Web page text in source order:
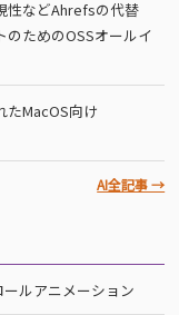
性などAhrefsの代替
のためのOSSオールイ
たMacOS向け
AI全記事 →
ルアニメーション